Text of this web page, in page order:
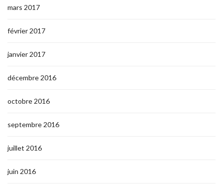
mars 2017
février 2017
janvier 2017
décembre 2016
octobre 2016
septembre 2016
juillet 2016
juin 2016